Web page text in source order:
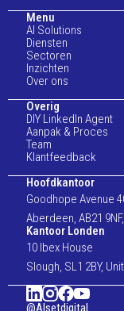
Menu
AI Solutions
Diensten
Sectoren
Inzichten
Over ons
Overig
DIY LinkedIn Agent
Aanpak & Proces
Team
Klantfeedback
Hoofdkantoor
Goodhope Avenue
Aberdeen, AB21
Kantoor Londen
10 Ibex House
Slough, SL1 2BY,
@Alsetdigital